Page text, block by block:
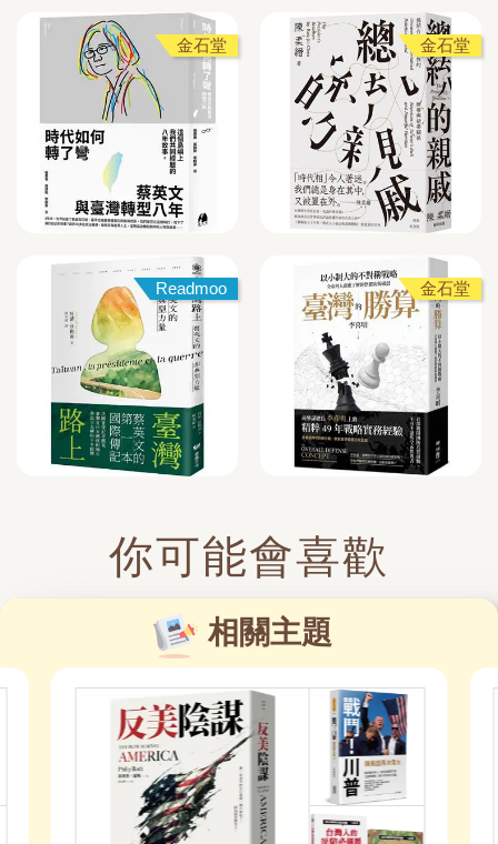
金石堂 金石堂
Readmoo 金石堂
你可能會喜歡
相關主題